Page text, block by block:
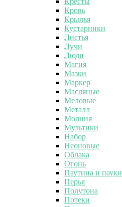
Кровь
Крылья
Кустарники
Листья
Лучи
Люди
Магия
Мазки
Маркер
Масляные
Меловые
Металл
Молния
Мультики
Набор
Неоновые
Облака
Огонь
Паутина и пауки
Перья
Полутона
Потеки